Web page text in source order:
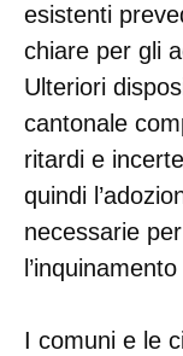
esistenti
chiare per gli
Ulteriori
cantonale
ritardi e
quindi
necessarie
I comuni e le